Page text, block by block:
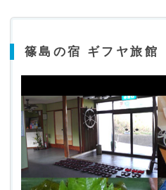
篠島の宿 ギフヤ旅館